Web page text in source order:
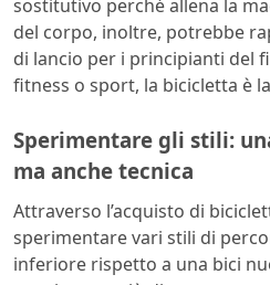
sostitutivo perché allena la
del corpo, inoltre, potrebbe
di lancio per i principianti del
fitness o sport, la bicicletta è
Sperimentare gli stili:
ma anche tecnica
Attraverso l’acquisto di
sperimentare vari stili di
inferiore rispetto a una bici